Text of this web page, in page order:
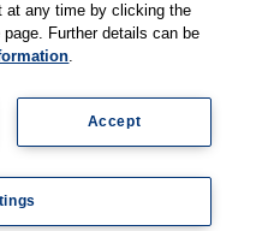
请联系：rights@thieme.de
团（Thieme Publishers）版权
| Imprint
at any time by clicking the
Further details can be
.
Accept